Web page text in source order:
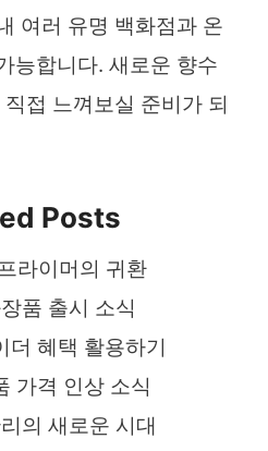
여러 유명 백화점과 온
능합니다. 새로운 향수
접 느껴보실 준비가 되
Posts
라이머의 귀환
품 출시 소식
더 혜택 활용하기
가격 인상 소식
의 새로운 시대